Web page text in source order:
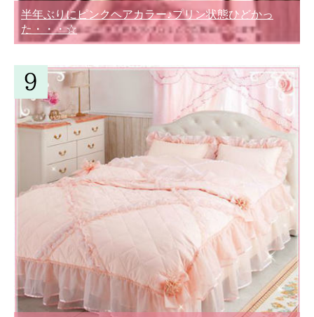
半年ぶりにピンクヘアカラー♪プリン状態ひどかっ
た・・・☆